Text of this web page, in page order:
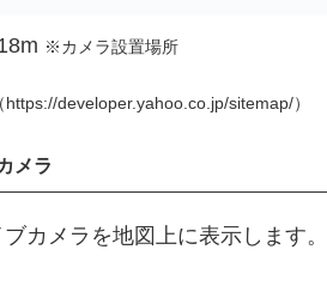
※カメラ設置場所
developer.yahoo.co.jp/sitemap/）
メラ
カメラを地図上に表示します。